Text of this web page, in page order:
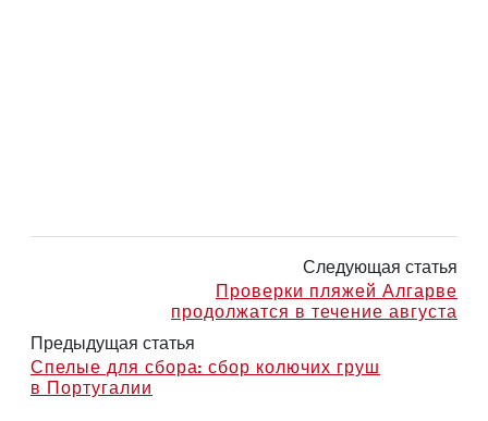
Следующая статья
Проверки пляжей Алгарве
продолжатся в течение августа
Предыдущая статья
Спелые для сбора: сбор колючих груш
в Португалии